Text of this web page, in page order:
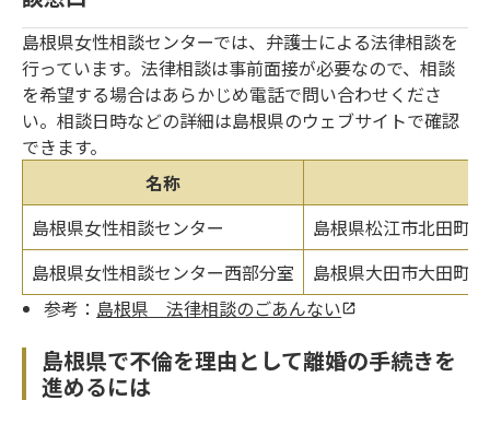
島根県女性相談センターでは、弁護士による法律相談を
行っています。法律相談は事前面接が必要なので、相談
を希望する場合はあらかじめ電話で問い合わせくださ
い。相談日時などの詳細は島根県のウェブサイトで確認
できます。
名称
島根県女性相談センター
島根県松江市北田町
島根県女性相談センター西部分室
島根県大田市大田町
参考： 島根県 法律相談のごあんない
島根県で不倫を理由として離婚の手続きを
進めるには